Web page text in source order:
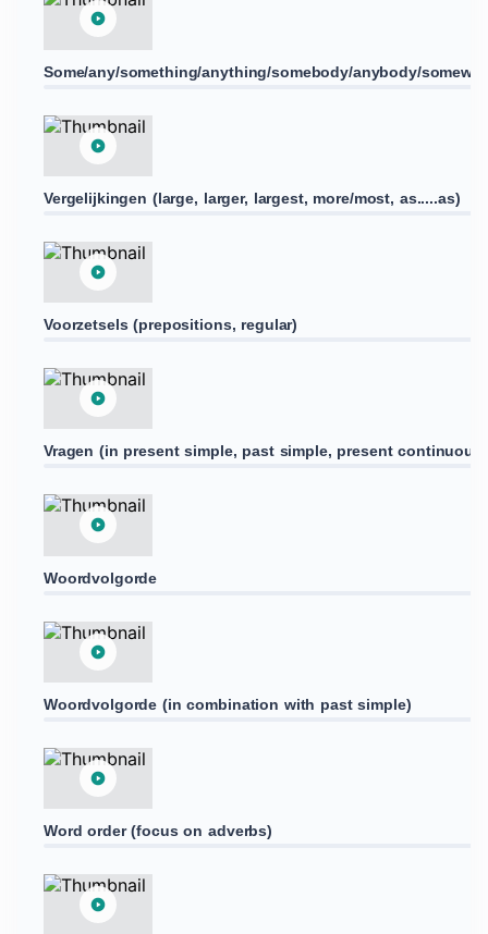
Some/any/something/anything/somebody/anybody/
Vergelijkingen (large, larger, largest, more/most, as.....as)
Voorzetsels (prepositions, regular)
Vragen (in present simple, past simple, present
Woordvolgorde
Woordvolgorde (in combination with past simple)
Word order (focus on adverbs)